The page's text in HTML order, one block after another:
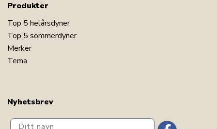
Produkter
Top 5 helårsdyner
Top 5 sommerdyner
Merker
Tema
Nyhetsbrev
Ditt navn